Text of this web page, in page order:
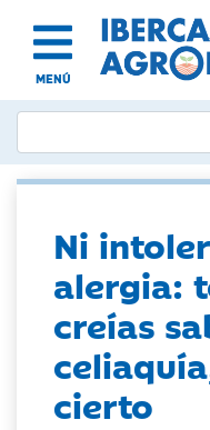
MENÚ
Ni
alergia:
creías
cierto